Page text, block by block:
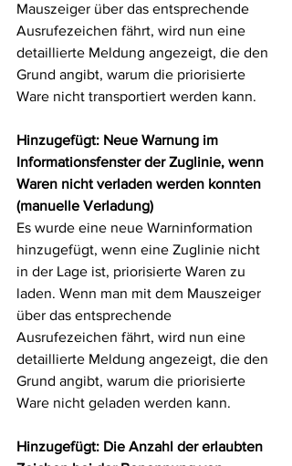
Mauszeiger über das entsprechende
Ausrufezeichen fährt, wird nun eine
detaillierte Meldung angezeigt, die den
Grund angibt, warum die priorisierte
Ware nicht transportiert werden kann.
Hinzugefügt: Neue Warnung im
Informationsfenster der Zuglinie, wenn
Waren nicht verladen werden konnten
(manuelle Verladung)
Es wurde eine neue Warninformation
hinzugefügt, wenn eine Zuglinie nicht
in der Lage ist, priorisierte Waren zu
laden. Wenn man mit dem Mauszeiger
über das entsprechende
Ausrufezeichen fährt, wird nun eine
detaillierte Meldung angezeigt, die den
Grund angibt, warum die priorisierte
Ware nicht geladen werden kann.
Hinzugefügt: Die Anzahl der erlaubten